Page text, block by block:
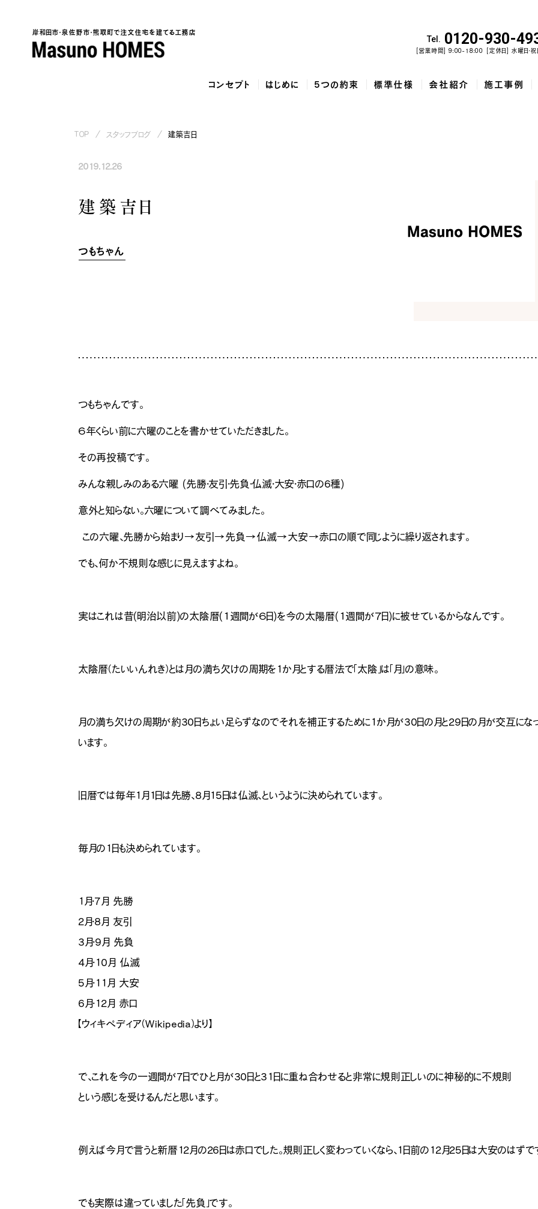
岸和田市・泉佐野市・熊取町で注文住宅を建てる工務店
Tel. 0120-930-
[営業時間] 9:00-18:00 [定休日] 水曜日・祝
コンセプト はじめに 5つの約束 標準仕様 会社紹介 施工事例
TOP スタッフブログ 建築吉日
2019.12.26
建築吉日
つもちゃん
つもちゃんです。
６年くらい前に六曜のことを書かせていただきました。
その再投稿です。
みんな親しみのある六曜 (先勝・友引・先負・仏滅・大安・赤口の6種)
意外と知らない。六曜について調べてみました。
この六曜、先勝から始まり→友引→先負→仏滅→大安→赤口の順で同じように繰り返されます。
でも、何か不規則な感じに見えますよね。
実はこれは昔(明治以前)の太陰暦(１週間が６日)を今の太陽暦(１週間が７日)に被せているからなんです。
太陰暦（たいいんれき）とは月の満ち欠けの周期を1か月とする暦法で「太陰」は「月」の意味。
月の満ち欠けの周期が約30日ちょい足らずなのでそれを補正するために1か月が30日の月と29日の月が交互にな
います。
旧暦では毎年1月1日は先勝、8月15日は仏滅、というように決められています。
毎月の1日も決められています。
1月・7月 先勝
2月・8月 友引
3月・9月 先負
4月・10月 仏滅
5月・11月 大安
6月・12月 赤口
【ウィキペディア（Wikipedia）より】
で、これを今の一週間が7日でひと月が30日と31日に重ね合わせると非常に規則正しいのに神秘的に不規則
という感じを受けるんだと思います。
例えば今月で言うと新暦12月の26日は赤口でした。規則正しく変わっていくなら、1日前の12月25日は大安のはずで
でも実際は違っていました「先負」です。